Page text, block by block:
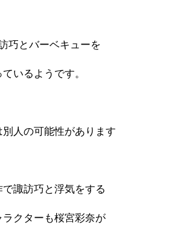
巧とバーベキューを
いるようです。
人の可能性があります
諏訪巧と浮気をする
ラクターも桜宮彩奈が